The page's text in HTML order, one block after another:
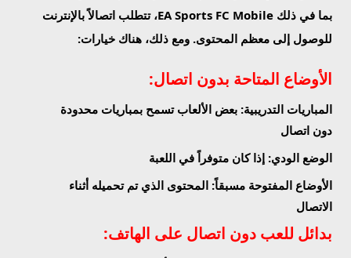
بما في ذلك EA Sports FC Mobile، تتطلب اتصالاً بالإنترنت
للوصول إلى معظم المحتوى. ومع ذلك، هناك خيارات:
الأوضاع المتاحة بدون اتصال:
المباريات التدريبية: بعض الألعاب تسمح بمباريات محدودة
دون اتصال
الوضع الودي: إذا كان متوفراً في اللعبة
الأوضاع المفتوحة مسبقاً: المحتوى الذي تم تحميله أثناء
الاتصال
بدائل للعب دون اتصال على الهاتف: